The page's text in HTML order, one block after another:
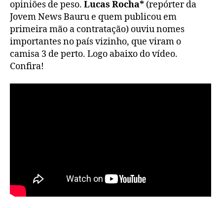
opiniões de peso. Lucas Rocha* (repórter da
Jovem News Bauru e quem publicou em
primeira mão a contratação) ouviu nomes
importantes no país vizinho, que viram o
camisa 3 de perto. Logo abaixo do vídeo.
Confira!